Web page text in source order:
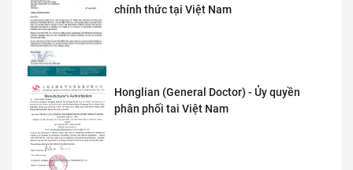
chính thức tại Việt Nam
Honglian (General Doctor) - Ủy quyền
phân phối tai Việt Nam